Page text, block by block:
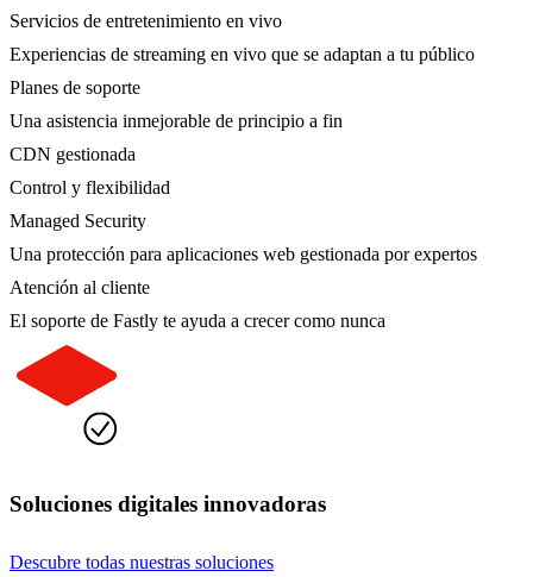
Servicios de entretenimiento en vivo
Experiencias de streaming en vivo que se adaptan a tu público
Planes de soporte
Una asistencia inmejorable de principio a fin
CDN gestionada
Control y flexibilidad
Managed Security
Una protección para aplicaciones web gestionada por expertos
Atención al cliente
El soporte de Fastly te ayuda a crecer como nunca
Soluciones digitales innovadoras
Descubre todas nuestras soluciones